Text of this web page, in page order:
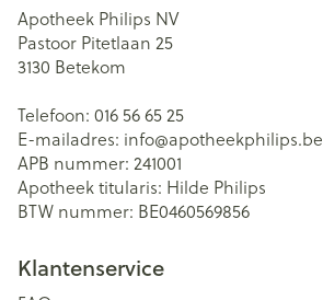
Apotheek Philips NV
Pastoor Pitetlaan 25
3130 Betekom
Telefoon: 016 56 65 25
E-mailadres: info@apotheekphilips.be
APB nummer: 241001
Apotheek titularis: Hilde Philips
BTW nummer: BE0460569856
Klantenservice